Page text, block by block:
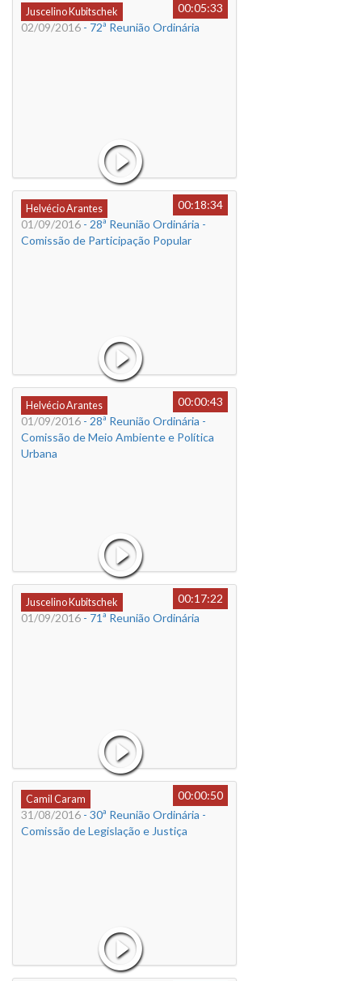
Juscelino Kubitschek
00:05:33
02/09/2016 - 72ª Reunião Ordinária
Helvécio Arantes
00:18:34
01/09/2016 - 28ª Reunião Ordinária -
Comissão de Participação Popular
Helvécio Arantes
00:00:43
01/09/2016 - 28ª Reunião Ordinária -
Comissão de Meio Ambiente e Política
Urbana
Juscelino Kubitschek
00:17:22
01/09/2016 - 71ª Reunião Ordinária
Camil Caram
00:00:50
31/08/2016 - 30ª Reunião Ordinária -
Comissão de Legislação e Justiça